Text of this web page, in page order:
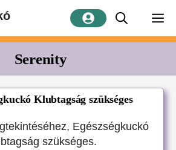
Serenity
Klubtagság szükséges
Egészségkuckó
szükséges.